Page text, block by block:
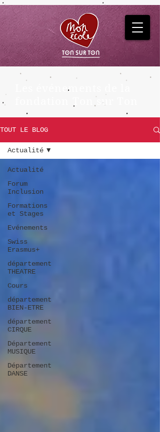
Les événements de la
fondation Ton sur Ton
TOUT LE BLOG
Actualité
Forum
Inclusion
Formations
et Stages
Evénements
Swiss
Erasmus+
département
THEATRE
Cours
département
BIEN-ETRE
département
CIRQUE
Département
MUSIQUE
Département
DANSE
Actualité